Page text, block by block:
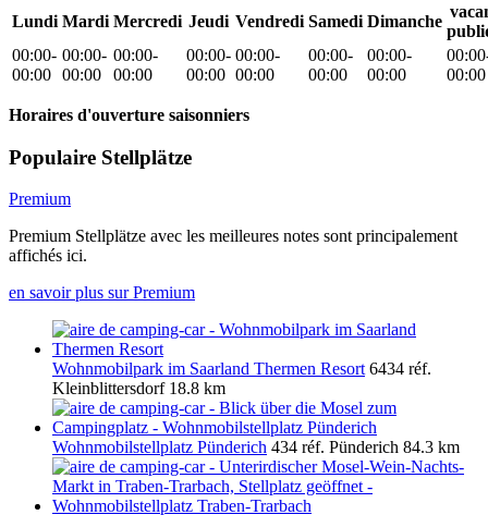
Lundi Mardi Mercredi Jeudi Vendredi Samedi Dimanche
00:00-
00:00
00:00-
00:00
00:00-
00:00
00:00-
00:00
00:00-
00:00
00:00-
00:00
00:00-
00:00
00:00
Horaires d'ouverture saisonniers
Populaire Stellplätze
Premium
Premium Stellplätze avec les meilleures notes sont principalement
affichés ici.
en savoir plus sur Premium
Wohnmobilpark im Saarland Thermen Resort 6434 réf.
Kleinblittersdorf 18.8 km
Wohnmobilstellplatz Pünderich 434 réf. Pünderich 84.3 km